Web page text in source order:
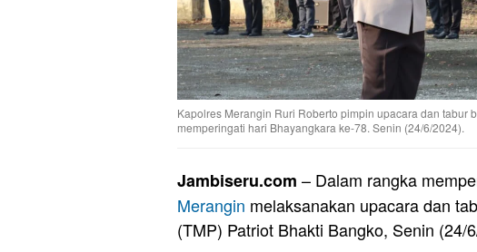
Kapolres Merangin Ruri Roberto pimpin upacara dan tabur
memperingati hari Bhayangkara ke-78. Senin (24/6/2024).
Jambiseru.com – Dalam rangka
Merangin melaksanakan upacara dan
(TMP) Patriot Bhakti Bangko, Senin (24/